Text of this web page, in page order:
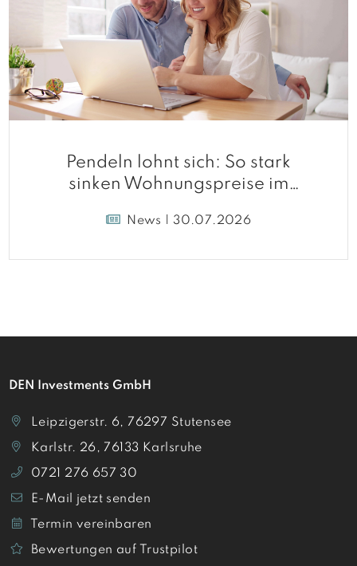
Pendeln lohnt sich: So stark
sinken Wohnungspreise im
News | 30.07.2026
DEN Investments GmbH
Leipzigerstr. 6, 76297 Stutensee
Karlstr. 26, 76133 Karlsruhe
0721 276 657 30
E-Mail jetzt senden
Termin vereinbaren
Bewertungen auf Trustpilot